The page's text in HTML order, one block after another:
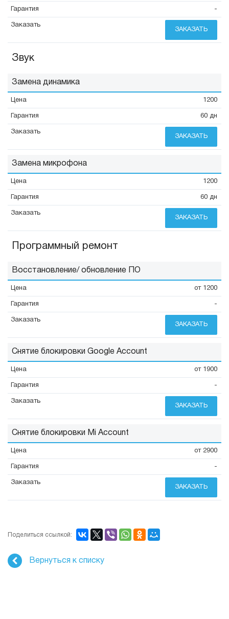
-
ЗАКАЗАТЬ
Звук
Замена динамика
1200
60 дн
ЗАКАЗАТЬ
Замена микрофона
1200
60 дн
ЗАКАЗАТЬ
Программный ремонт
Восстановление/ обновление ПО
от 1200
-
ЗАКАЗАТЬ
Снятие блокировки Google Account
от 1900
-
ЗАКАЗАТЬ
Снятие блокировки Mi Account
от 2900
-
ЗАКАЗАТЬ
Поделиться ссылкой:
Вернуться к списку